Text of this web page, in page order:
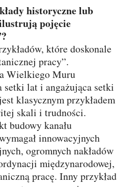
pojęcie
które doskonale
pracy”.
Wielkiego Muru
lat i angażująca setki
klasycznym przykładem
skali i trudności.
budowy kanału
innowacyjnych
ogromnych nakładów
międzynarodowej,
pracę. Inny przykład